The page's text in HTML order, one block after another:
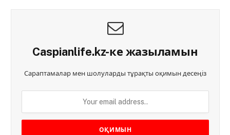
Caspianlife.kz-ке жазыламын
Сараптамалар мен шолуларды тұрақты оқимын десеңіз